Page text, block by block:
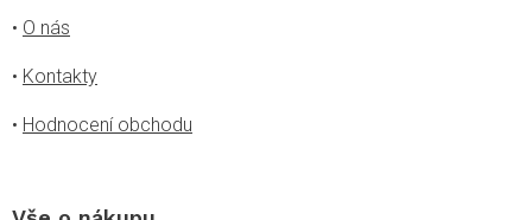
• O nás
• Kontakty
• Hodnocení obchodu